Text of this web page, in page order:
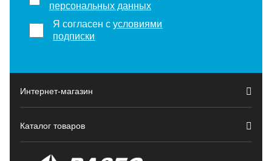
персональных данных
Я согласен сусловиями
подписки
Интернет-магазин
Каталог товаров